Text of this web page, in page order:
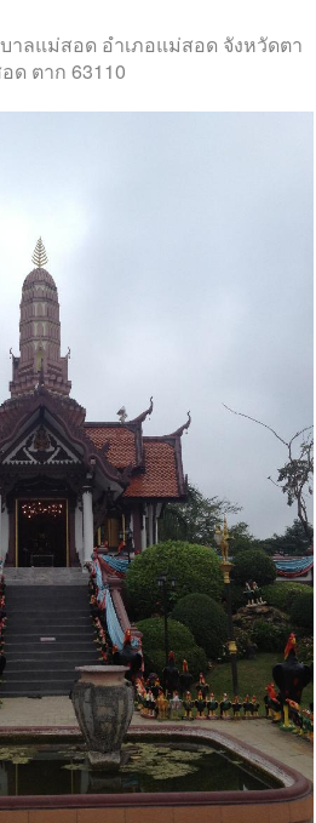
าลแม่สอด อำเภอแม่สอด จังหวัดตา
ด ตาก 63110